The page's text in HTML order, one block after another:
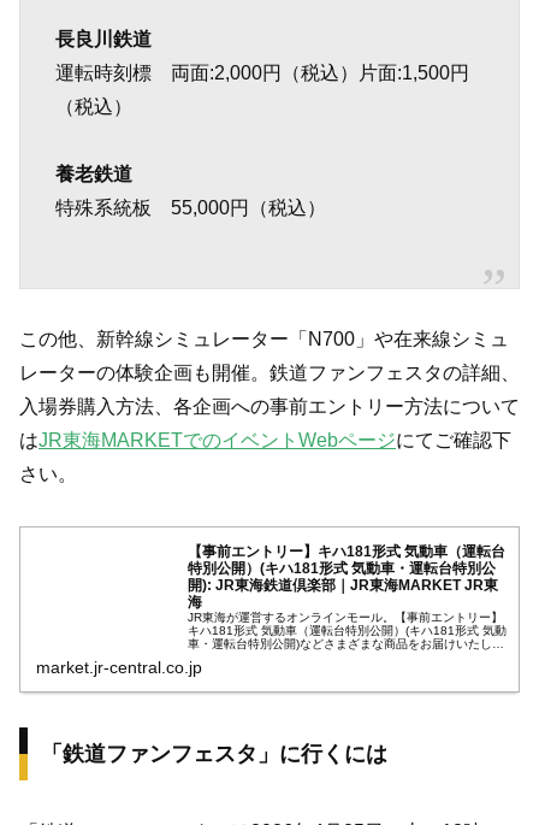
長良川鉄道
運転時刻標 両面:2,000円（税込）片面:1,500円
（税込）
養老鉄道
特殊系統板 55,000円（税込）
この他、新幹線シミュレーター「N700」や在来線シミュ
レーターの体験企画も開催。鉄道ファンフェスタの詳細、
入場券購入方法、各企画への事前エントリー方法について
はJR東海MARKETでのイベントWebページにてご確認下
さい。
【事前エントリー】キハ181形式 気動車（運転台
特別公開）(キハ181形式 気動車・運転台特別公
開): JR東海鉄道倶楽部｜JR東海MARKET JR東
海
JR東海が運営するオンラインモール。【事前エントリー】
キハ181形式 気動車（運転台特別公開）(キハ181形式 気動
車・運転台特別公開)などさまざまな商品をお届けいたしま
market.jr-central.co.jp
「鉄道ファンフェスタ」に行くには